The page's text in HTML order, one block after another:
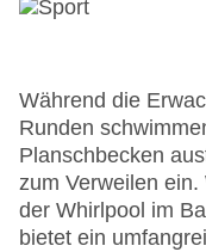
Während die
Runden
Planschbecken
zum Verweilen
der Whirlpool im
bietet ein